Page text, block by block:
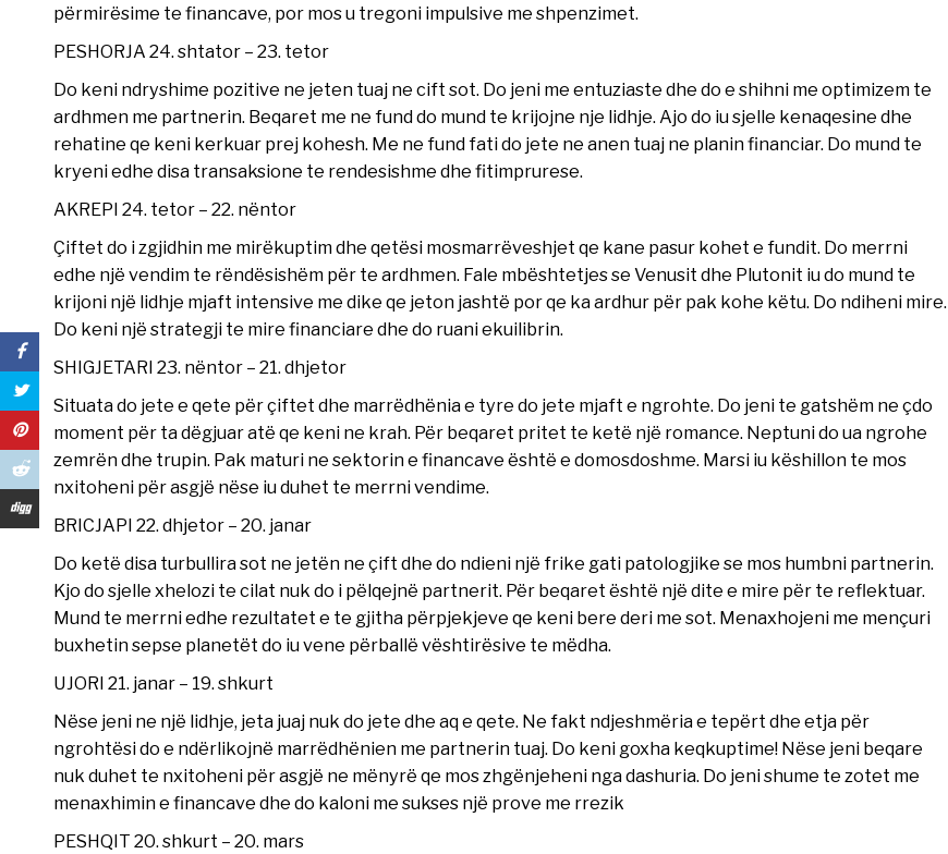
përmirësime te financave, por mos u tregoni impulsive me shpenzimet.
PESHORJA 24. shtator – 23. tetor
Do keni ndryshime pozitive ne jeten tuaj ne cift sot. Do jeni me entuziaste dhe do e shihni me optimizem te
ardhmen me partnerin. Beqaret me ne fund do mund te krijojne nje lidhje. Ajo do iu sjelle kenaqesine dhe
rehatine qe keni kerkuar prej kohesh. Me ne fund fati do jete ne anen tuaj ne planin financiar. Do mund te
kryeni edhe disa transaksione te rendesishme dhe fitimprurese.
AKREPI 24. tetor – 22. nëntor
Çiftet do i zgjidhin me mirëkuptim dhe qetësi mosmarrëveshjet qe kane pasur kohet e fundit. Do merrni
edhe një vendim te rëndësishëm për te ardhmen. Fale mbështetjes se Venusit dhe Plutonit iu do mund te
krijoni një lidhje mjaft intensive me dike qe jeton jashtë por qe ka ardhur për pak kohe këtu. Do ndiheni mire.
Do keni një strategji te mire financiare dhe do ruani ekuilibrin.
SHIGJETARI 23. nëntor – 21. dhjetor
Situata do jete e qete për çiftet dhe marrëdhënia e tyre do jete mjaft e ngrohte. Do jeni te gatshëm ne çdo
moment për ta dëgjuar atë qe keni ne krah. Për beqaret pritet te ketë një romance. Neptuni do ua ngrohe
zemrën dhe trupin. Pak maturi ne sektorin e financave është e domosdoshme. Marsi iu këshillon te mos
nxitoheni për asgjë nëse iu duhet te merrni vendime.
BRICJAPI 22. dhjetor – 20. janar
Do ketë disa turbullira sot ne jetën ne çift dhe do ndieni një frike gati patologjike se mos humbni partnerin.
Kjo do sjelle xhelozi te cilat nuk do i pëlqejnë partnerit. Për beqaret është një dite e mire për te reflektuar.
Mund te merrni edhe rezultatet e te gjitha përpjekjeve qe keni bere deri me sot. Menaxhojeni me mençuri
buxhetin sepse planetët do iu vene përballë vështirësive te mëdha.
UJORI 21. janar – 19. shkurt
Nëse jeni ne një lidhje, jeta juaj nuk do jete dhe aq e qete. Ne fakt ndjeshmëria e tepërt dhe etja për
ngrohtësi do e ndërlikojnë marrëdhënien me partnerin tuaj. Do keni goxha keqkuptime! Nëse jeni beqare
nuk duhet te nxitoheni për asgjë ne mënyrë qe mos zhgënjeheni nga dashuria. Do jeni shume te zotet me
menaxhimin e financave dhe do kaloni me sukses një prove me rrezik
PESHQIT 20. shkurt – 20. mars